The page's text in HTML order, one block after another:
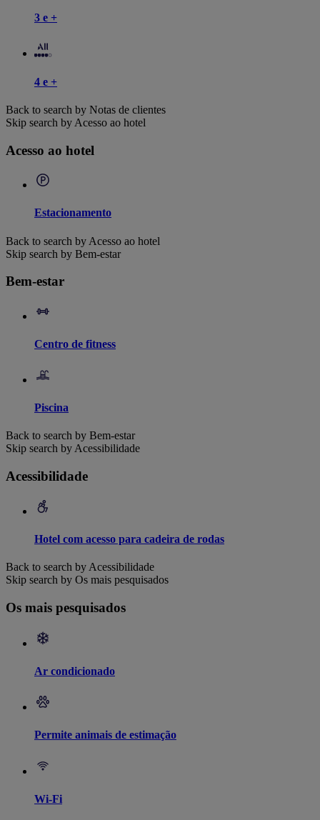
3 e +
4 e +
Back to search by Notas de clientes
Skip search by Acesso ao hotel
Acesso ao hotel
Estacionamento
Back to search by Acesso ao hotel
Skip search by Bem-estar
Bem-estar
Centro de fitness
Piscina
Back to search by Bem-estar
Skip search by Acessibilidade
Acessibilidade
Hotel com acesso para cadeira de rodas
Back to search by Acessibilidade
Skip search by Os mais pesquisados
Os mais pesquisados
Ar condicionado
Permite animais de estimação
Wi-Fi